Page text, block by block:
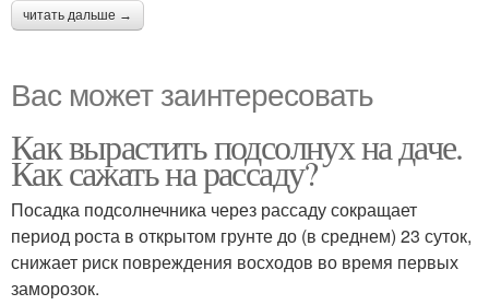
читать дальше →
Вас может заинтересовать
Как вырастить подсолнух на даче.
Как сажать на рассаду?
Посадка подсолнечника через рассаду сокращает
период роста в открытом грунте до (в среднем) 23 суток,
снижает риск повреждения восходов во время первых
заморозок.